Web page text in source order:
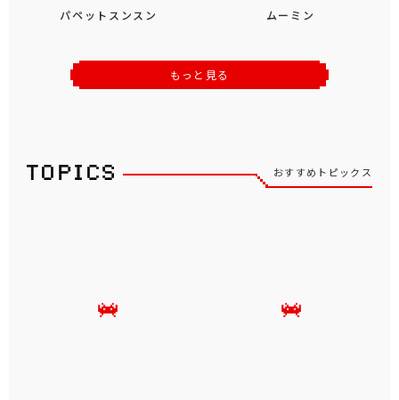
パペットスンスン ムーミン
もっと見る
おすすめトピックス